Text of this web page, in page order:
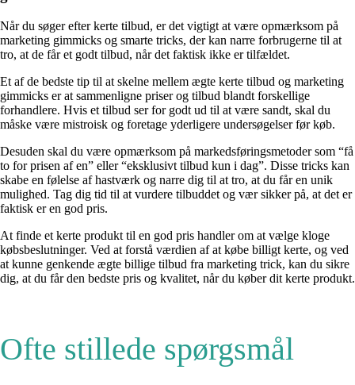
Når du søger efter kerte tilbud, er det vigtigt at være opmærksom på
marketing gimmicks og smarte tricks, der kan narre forbrugerne til at
tro, at de får et godt tilbud, når det faktisk ikke er tilfældet.
Et af de bedste tip til at skelne mellem ægte kerte tilbud og marketing
gimmicks er at sammenligne priser og tilbud blandt forskellige
forhandlere. Hvis et tilbud ser for godt ud til at være sandt, skal du
måske være mistroisk og foretage yderligere undersøgelser før køb.
Desuden skal du være opmærksom på markedsføringsmetoder som “få
to for prisen af en” eller “eksklusivt tilbud kun i dag”. Disse tricks kan
skabe en følelse af hastværk og narre dig til at tro, at du får en unik
mulighed. Tag dig tid til at vurdere tilbuddet og vær sikker på, at det er
faktisk er en god pris.
At finde et kerte produkt til en god pris handler om at vælge kloge
købsbeslutninger. Ved at forstå værdien af at købe billigt kerte, og ved
at kunne genkende ægte billige tilbud fra marketing trick, kan du sikre
dig, at du får den bedste pris og kvalitet, når du køber dit kerte produkt.
Ofte stillede spørgsmål